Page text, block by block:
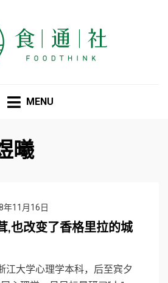
MENU
曦
年11月16日
,也改变了香格里拉的城
江大学心理学本科，后至宾夕